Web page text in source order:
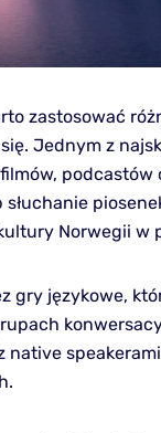
zastosować
Jednym z
podcastów
Norwegii w
gry językowe,